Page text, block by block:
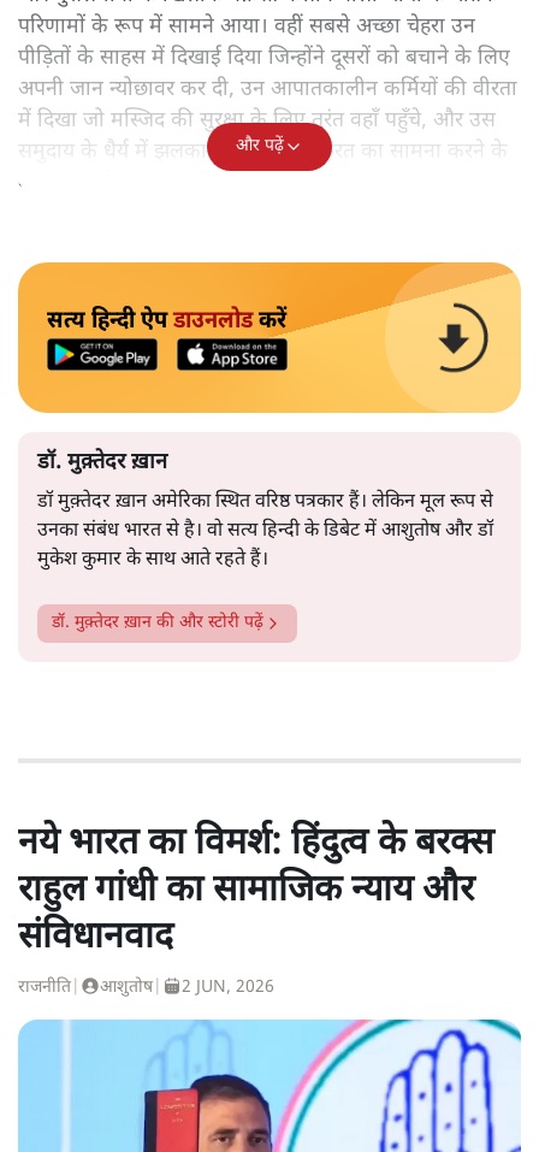
परिणामों के रूप में सामने आया। वहीं सबसे अच्छा चेहरा उन
पीड़ितों के साहस में दिखाई दिया जिन्होंने दूसरों को बचाने के लिए
अपनी जान न्योछावर कर दी, उन आपातकालीन कर्मियों की वीरता
में दिखा जो मस्जिद की सुरक्षा के लिए तुरंत वहाँ पहुँचे, और उस
समुदाय के धैर्य में झलका जो लगातार नफ़रत का सामना करने के
बावजूद टूटने से इनकार करता है।
और पढ़ें
सत्य हिन्दी ऐपडाउनलोडकरें
डॉ. मुक़्तेदर ख़ान
डॉ मुक़्तेदर ख़ान अमेरिका स्थित वरिष्ठ पत्रकार हैं। लेकिन मूल रूप से
उनका संबंध भारत से है। वो सत्य हिन्दी के डिबेट में आशुतोष और डॉ
मुकेश कुमार के साथ आते रहते हैं।
डॉ. मुक़्तेदर ख़ान की और स्टोरी पढ़ें
नये भारत का विमर्श: हिंदुत्व के बरक्स
राहुल गांधी का सामाजिक न्याय और
संविधानवाद
राजनीति आशुतोष| 2 JUN, 2026